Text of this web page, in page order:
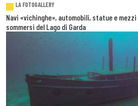
LA FOTOGALLERY
Navi «vichinghe», automobili, statue e
sommersi del Lago di Garda